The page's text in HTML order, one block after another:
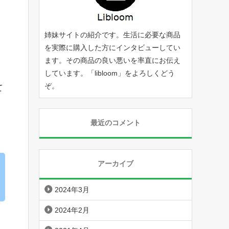
姉妹サイトの紹介です。生活に必要な商品
を実際に購入した方にインタビューしてい
ます。その商品の良い悪いを率直にお伝え
しています。「libloom 」をよろしくどう
ぞ。
最近のコメント
アーカイブ
2024年3月
2024年2月